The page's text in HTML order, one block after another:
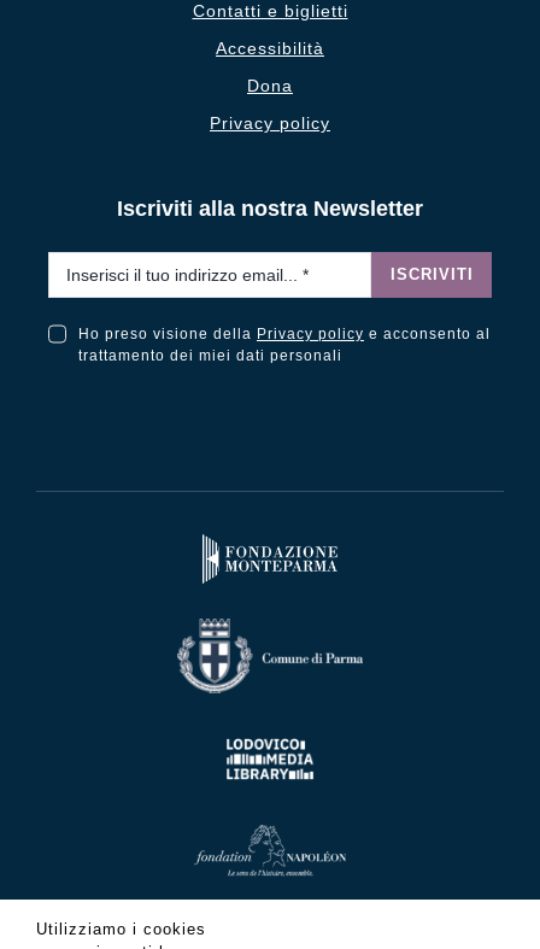
Contatti e biglietti
Accessibilità
Dona
Privacy policy
Iscriviti alla nostra Newsletter
ISCRIVITI
Ho preso visione della Privacy policy e acconsento al
trattamento dei miei dati personali
Utilizziamo i cookies